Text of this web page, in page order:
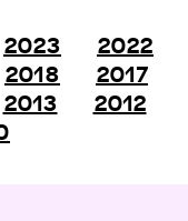
2023
2022
2018
2017
2013
2012